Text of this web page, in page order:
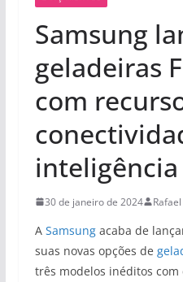
Samsung
geladeiras
com
30 de janeiro de 2024 Rafael
A Samsungacaba de
suas novas opções de
três modelos inéditos com